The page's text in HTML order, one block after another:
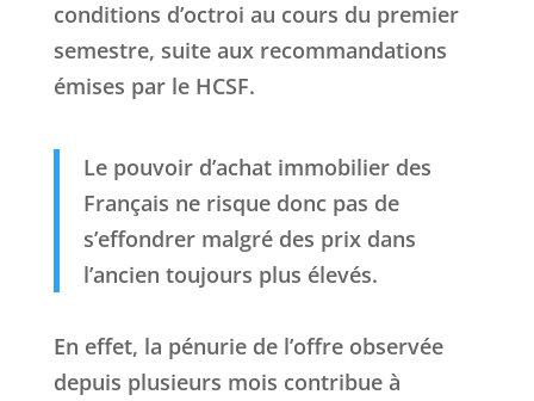
conditions d’octroi au cours du premier
semestre, suite aux recommandations
émises par le HCSF.
Le pouvoir d’achat immobilier des
Français ne risque donc pas de
s’effondrer malgré des prix dans
l’ancien toujours plus élevés.
En effet, la pénurie de l’offre observée
depuis plusieurs mois contribue à